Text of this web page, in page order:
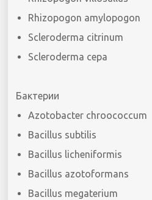
Rhizopogon amylopogon
Scleroderma citrinum
Scleroderma cepa
Бактерии
Azotobacter chroococcum
Bacillus subtilis
Bacillus licheniformis
Bacillus azotoformans
Bacillus megaterium